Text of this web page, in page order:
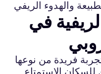
في
فريدة من نوعها
للسكان الاستمتاع